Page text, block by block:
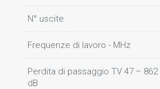
N° uscite
Frequenze di lavoro - MHz
Perdita di passaggio TV 47 ÷ 862
dB